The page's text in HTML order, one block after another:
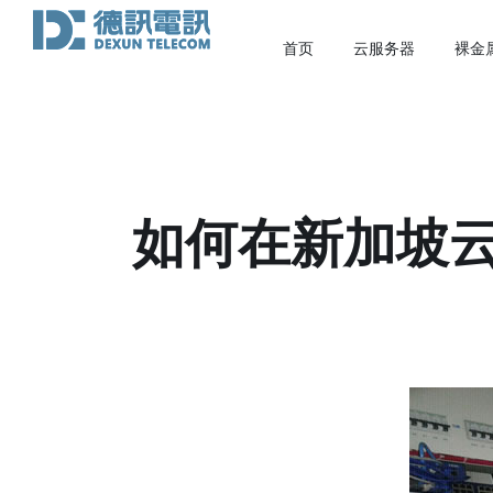
首页 云服务器 裸金
如何在新加坡